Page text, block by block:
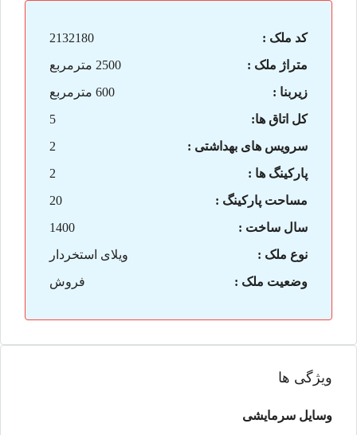
کد ملک :
2132180
متراژ ملک :
2500 مترمربع
زیربنا :
600 مترمربع
کل اتاق ها:
5
سرویس های بهداشتی :
2
پارکینگ ها :
2
مساحت پارکینگ :
20
سال ساخت :
1400
نوع ملک :
ویلای استخردار
وضعیت ملک :
فروش
ویژگی ها
وسایل سرمایشی